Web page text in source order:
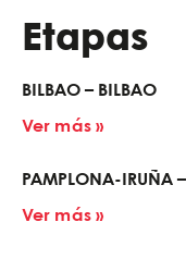
Etapas
BILBAO – BILBAO
Ver más »
PAMPLONA-IRUÑA
Ver más »